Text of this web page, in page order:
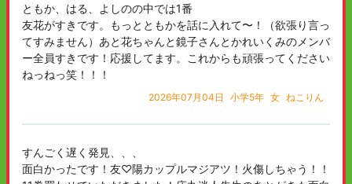
ともか、はる、よしのの中では1番
友花がすきです。もっとともかを話に入れて〜！（欲張り言っ
てすみません）あと花ちゃんと鏡子さんとかれいくみのメンバ
ー全員すきです！応援してます。これからも頑張ってください
ねっねっ笑！！！
2026年07月04日 小学5年 女 ねこりん
すんごく遅く発見、、、
面白かったです！友♡陽カップルマジアツ！火傷しちゃう！！